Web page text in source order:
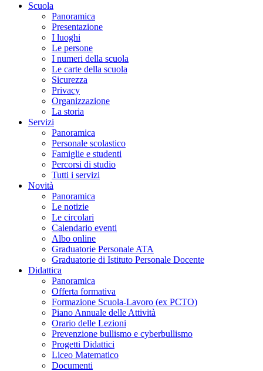
Scuola
Panoramica
Presentazione
I luoghi
Le persone
I numeri della scuola
Le carte della scuola
Sicurezza
Privacy
Organizzazione
La storia
Servizi
Panoramica
Personale scolastico
Famiglie e studenti
Percorsi di studio
Tutti i servizi
Novità
Panoramica
Le notizie
Le circolari
Calendario eventi
Albo online
Graduatorie Personale ATA
Graduatorie di Istituto Personale Docente
Didattica
Panoramica
Offerta formativa
Formazione Scuola-Lavoro (ex PCTO)
Piano Annuale delle Attività
Orario delle Lezioni
Prevenzione bullismo e cyberbullismo
Progetti Didattici
Liceo Matematico
Documenti